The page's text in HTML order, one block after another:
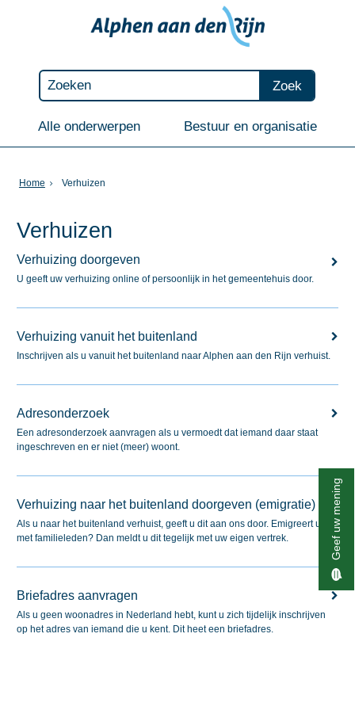
Zoek
Alle onderwerpen Bestuur en organisatie
Home Verhuizen
Verhuizen
Verhuizing doorgeven
U geeft uw verhuizing online of persoonlijk in het gemeentehuis door.
Verhuizing vanuit het buitenland
Inschrijven als u vanuit het buitenland naar Alphen aan den Rijn verhuist.
Adresonderzoek
Een adresonderzoek aanvragen als u vermoedt dat iemand daar staat
ingeschreven en er niet (meer) woont.
Verhuizing naar het buitenland doorgeven (emigratie)
Als u naar het buitenland verhuist, geeft u dit aan ons door. Emigreert u
met familieleden? Dan meldt u dit tegelijk met uw eigen vertrek.
Briefadres aanvragen
Als u geen woonadres in Nederland hebt, kunt u zich tijdelijk inschrijven
op het adres van iemand die u kent. Dit heet een briefadres.
Geef uw mening